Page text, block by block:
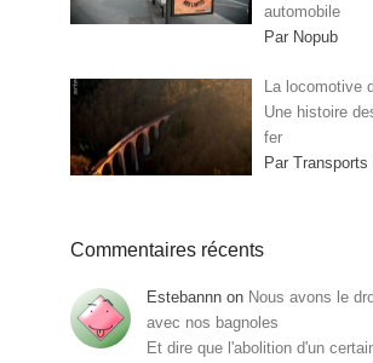
automobile
Par Nopub
La locomotive
Une histoire
fer
Par Transports
Commentaires récents
Estebannn on Nous avons le
avec nos bagnoles
Et dire que l'abolition d'un